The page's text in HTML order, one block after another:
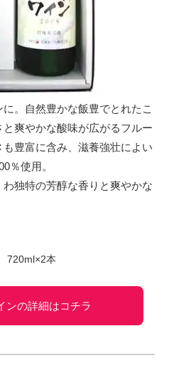
。自然豊かな飯豊でとれたこ
爽やかな酸味が広がるフルー
豊富に含み、滋養強壮によい
％使用。
独特の芳醇な香りと爽やかな
720ml×2本
ンの詳細はコチラ